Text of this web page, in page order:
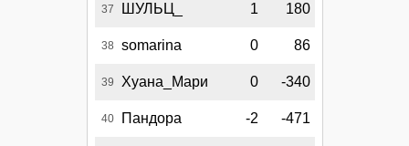
37 ШУЛЬЦ_ 1 180
38 somarina 0 86
39 Хуана_Мари 0 -340
40 Пандора -2 -471